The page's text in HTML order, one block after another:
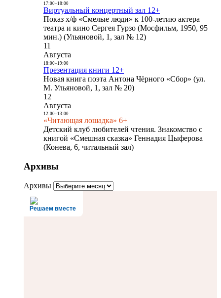
17:00- 18:00
Виртуальный концертный зал 12+
Показ х/ф «Смелые люди» к 100-летию актера
театра и кино Сергея Гурзо (Мосфильм, 1950, 95
мин.) (Ульяновой, 1, зал № 12)
11
Августа
18:00- 19:00
Презентация книги 12+
Новая книга поэта Антона Чёрного «Сбор» (ул.
М. Ульяновой, 1, зал № 20)
12
Августа
12:00- 13:00
«Читающая лошадка» 6+
Детский клуб любителей чтения. Знакомство с
книгой «Смешная сказка» Геннадия Цыферова
(Конева, 6, читальный зал)
Архивы
Архивы
Решаем вместе